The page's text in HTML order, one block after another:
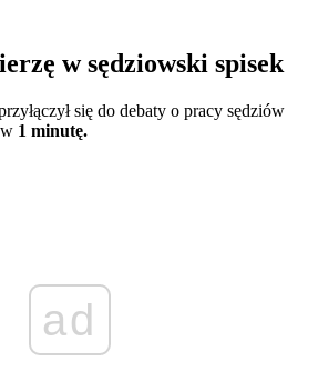
w sędziowski spisek
się do debaty o pracy sędziów
1 minutę.
ad